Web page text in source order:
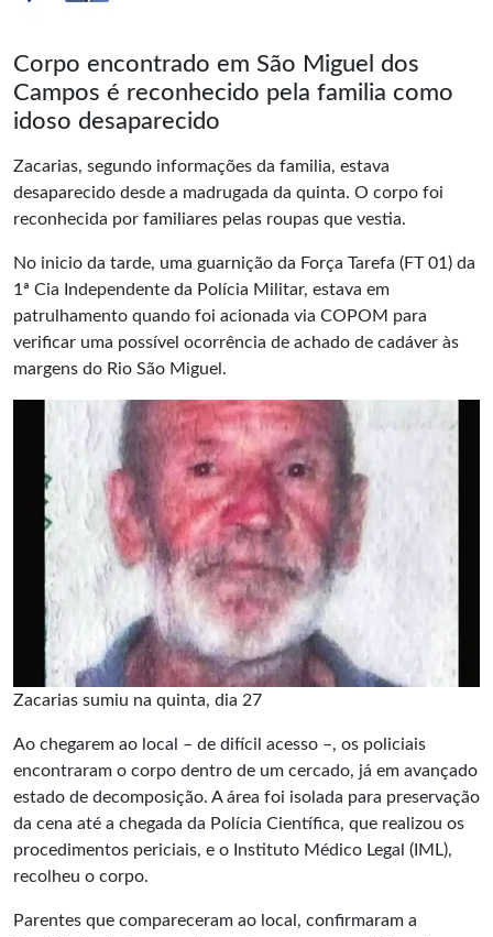
Corpo encontrado em São Miguel dos
Campos é reconhecido pela familia como
idoso desaparecido
Zacarias, segundo informações da familia, estava
desaparecido desde a madrugada da quinta. O corpo foi
reconhecida por familiares pelas roupas que vestia.
No inicio da tarde, uma guarnição da Força Tarefa (FT 01) da
1ª Cia Independente da Polícia Militar, estava em
patrulhamento quando foi acionada via COPOM para
verificar uma possível ocorrência de achado de cadáver às
margens do Rio São Miguel.
Zacarias sumiu na quinta, dia 27
Ao chegarem ao local – de difícil acesso –, os policiais
encontraram o corpo dentro de um cercado, já em avançado
estado de decomposição. A área foi isolada para preservação
da cena até a chegada da Polícia Científica, que realizou os
procedimentos periciais, e o Instituto Médico Legal (IML),
recolheu o corpo.
Parentes que compareceram ao local, confirmaram a